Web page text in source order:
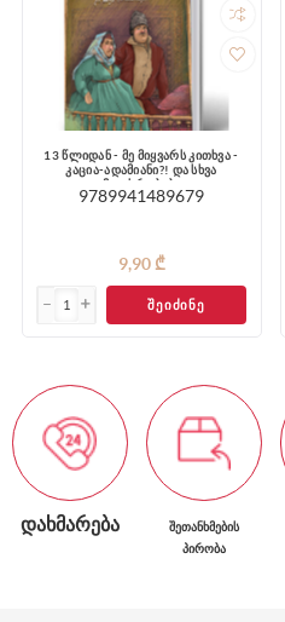
13 წლიდან - მე მიყვარს კითხვა -
კაცია-ადამიანი?! და სხვა
მოთხრობები
9789941489679
9,90 ₾
ᲨᲔᲘᲫᲘᲜᲔ
ᲓᲐᲮᲛᲐᲠᲔᲑᲐ
ᲨᲔᲗᲐᲜᲮᲛᲔᲑᲘᲡ
ᲞᲘᲠᲝᲑᲐ